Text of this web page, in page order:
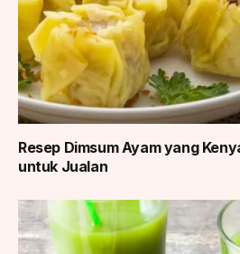
Resep Dimsum Ayam yang
untuk Jualan